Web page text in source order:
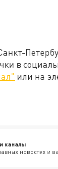
в
или на
каналы
новостях и